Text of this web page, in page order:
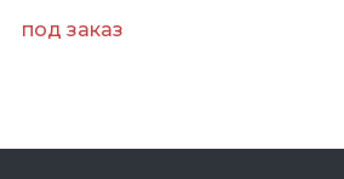
под заказ